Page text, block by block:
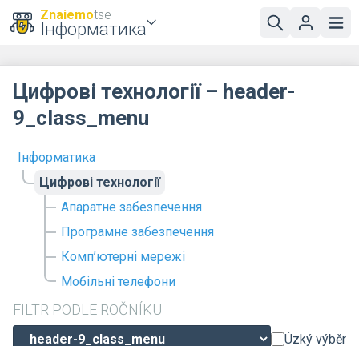
Znaiemotse
Інформатика
Інформатика
Цифрові технології
Апаратне забезпечення
Програмне забезпечення
Комп’ютерні мережі
Мобільні телефони
FILTR PODLE ROČNÍKU
Úzký výběr
Цифрові технології – header-
9_class_menu